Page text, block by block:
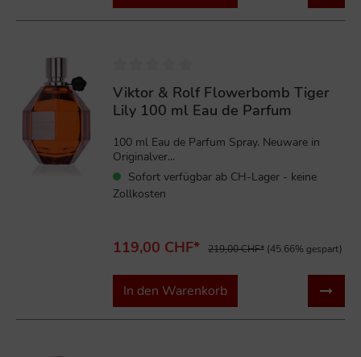
Viktor & Rolf Flowerbomb Tiger
Lily 100 ml Eau de Parfum
100 ml Eau de Parfum Spray. Neuware in
Originalver...
Sofort verfügbar ab CH-Lager - keine
Zollkosten
119,00 CHF* 219,00 CHF* (45.66% gespart)
In den Warenkorb